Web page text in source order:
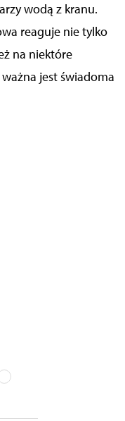
wodą z kranu.
reaguje nie tylko
na niektóre
jest świadoma